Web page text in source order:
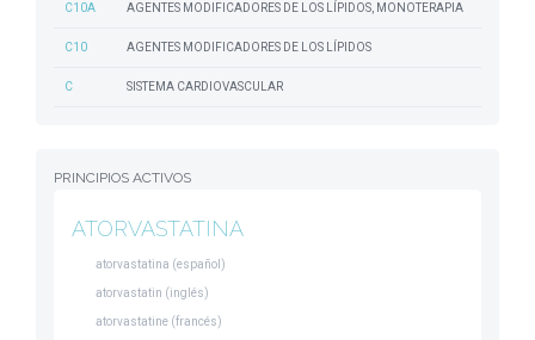
C10A AGENTES MODIFICADORES DE LOS LÍPIDOS, MONOTERAPIA
C10 AGENTES MODIFICADORES DE LOS LÍPIDOS
C SISTEMA CARDIOVASCULAR
PRINCIPIOS ACTIVOS
ATORVASTATINA
atorvastatina (español)
atorvastatin (inglés)
atorvastatine (francés)